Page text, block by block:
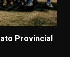
Provincial